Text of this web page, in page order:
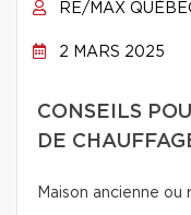
RE/MAX
2 MARS 2025
CONSEILS
DE
Maison ancienne